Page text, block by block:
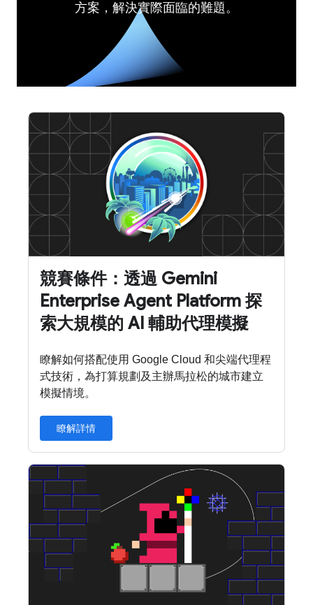
方案，解決實際面臨的難題。
競賽條件：透過 Gemini
Enterprise Agent Platform 探
索大規模的 AI 輔助代理模擬
瞭解如何搭配使用 Google Cloud 和尖端代理程
式技術，為打算規劃及主辦馬拉松的城市建立
模擬情境。
瞭解詳情